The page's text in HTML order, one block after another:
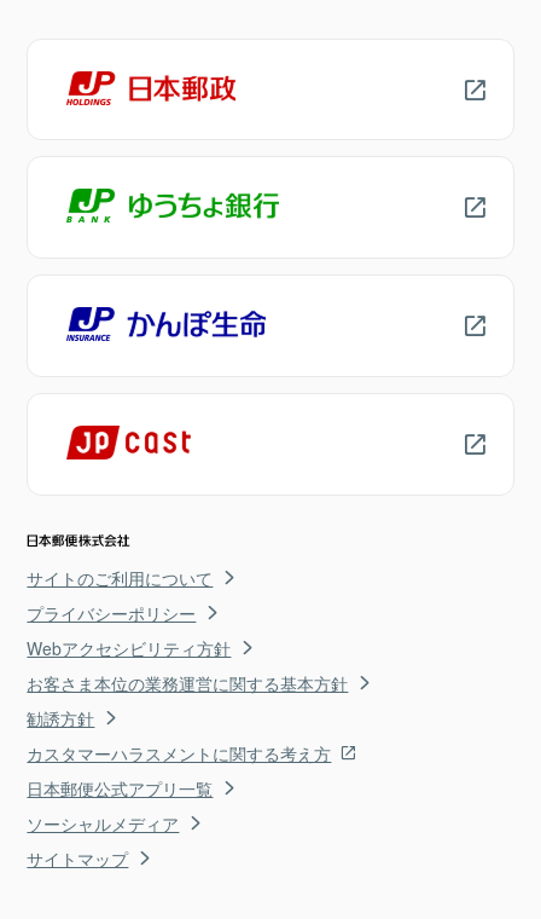
サイトのご利用について
プライバシーポリシー
Webアクセシビリティ方針
お客さま本位の業務運営に関する基本方針
勧誘方針
カスタマーハラスメントに関する考え方
日本郵便公式アプリ一覧
ソーシャルメディア
サイトマップ